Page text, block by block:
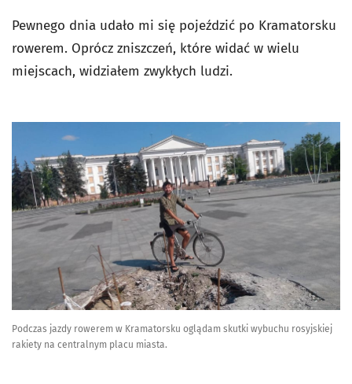
Pewnego dnia udało mi się pojeździć po Kramatorsku
rowerem. Oprócz zniszczeń, które widać w wielu
miejscach, widziałem zwykłych ludzi.
Podczas jazdy rowerem w Kramatorsku oglądam skutki wybuchu rosyjskiej
rakiety na centralnym placu miasta.